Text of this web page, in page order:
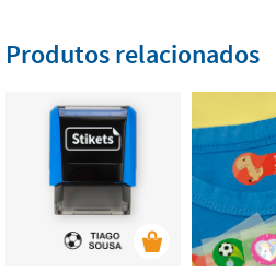
Produtos relacionados